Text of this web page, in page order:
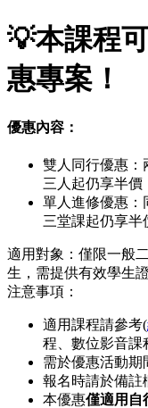
💡本課程
惠專案！
優惠內容：
雙人同行優惠：
三人起仍享半價
單人進修優惠：
三堂課起仍享半
適用對象：僅限一般
生，需提供有效學生
注意事項：
適用課程請參考(
程、數位影音課
需於優惠活動期
報名時請於備註
本優惠僅適用自